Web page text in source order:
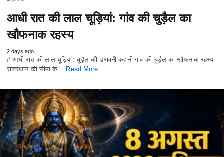
आधी रात की लाल चूड़ियां: गांव की चुड़ैल का
खौफनाक रहस्य
2 days ago
# आधी रात की लाल चूड़ियां: चुड़ैल की डरावनी कहानी गांव की चुड़ैल का खौफनाक रहस्य
राजस्थान की सीमा के…
Read More